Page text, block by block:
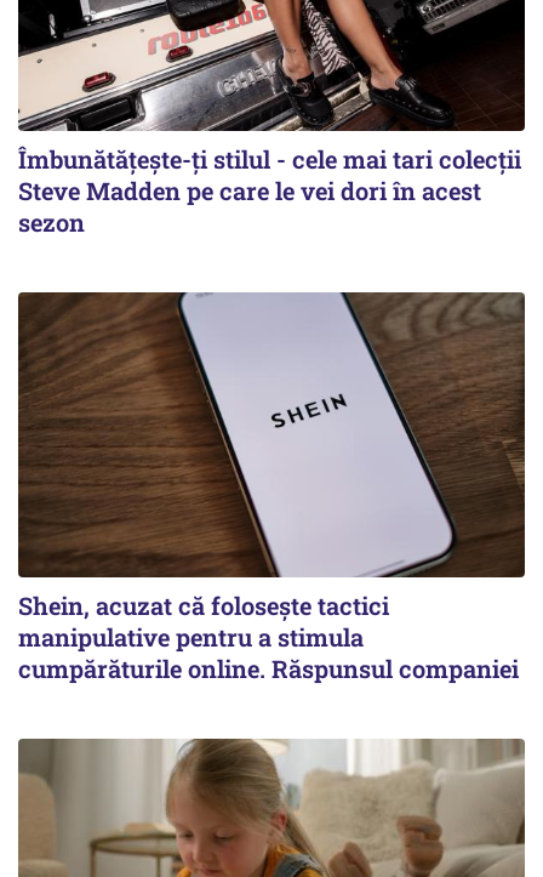
Îmbunătățește-ți stilul - cele mai tari colecții
Steve Madden pe care le vei dori în acest
sezon
Shein, acuzat că folosește tactici
manipulative pentru a stimula
cumpărăturile online. Răspunsul companiei